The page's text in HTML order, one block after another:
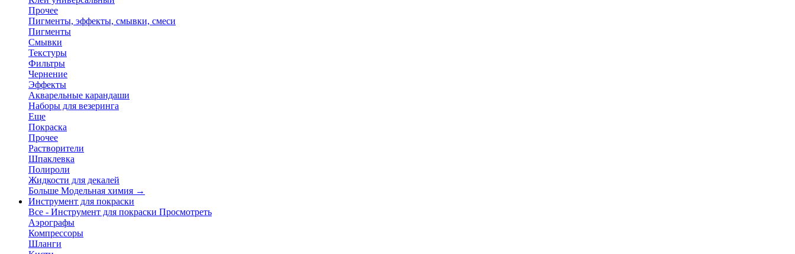
Прочее
Пигменты, эффекты, смывки, смеси
Пигменты
Смывки
Текстуры
Фильтры
Чернение
Эффекты
Акварельные карандаши
Наборы для везеринга
Еще
Покраска
Прочее
Растворители
Шпаклевка
Полироли
Жидкости для декалей
Больше Модельная химия →
Инструмент для покраски
Все - Инструмент для покраски Просмотреть
Аэрографы
Компрессоры
Шланги